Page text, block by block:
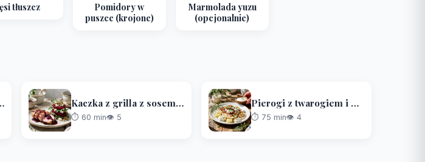
tłuszcz
Pomidory w
puszce (krojone)
Marmolada yuzu
(opcjonalnie)
i prażonych orzechów Kaczka z grilla z sosem ze świeżych śliwek i sałatką ze świeżych buraków
⏱️ 60 min👁 5
Pierogi z twarogiem i młodymi ziemniakami, podsmażane z boczkiem i szczypiorkiem
⏱️ 75 min👁 4